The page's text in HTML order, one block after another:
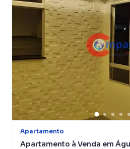
Apartamento
Apartamento à Venda em